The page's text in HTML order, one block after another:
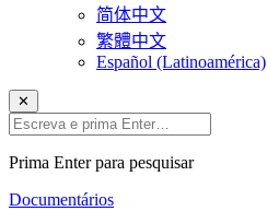
简体中文
繁體中文
Español (Latinoamérica)
✕
Prima Enter para pesquisar
Documentários